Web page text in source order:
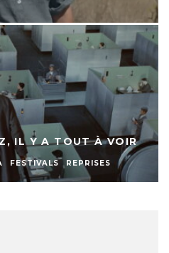
IL Y A TOUT À VOIR
FESTIVALS REPRISES